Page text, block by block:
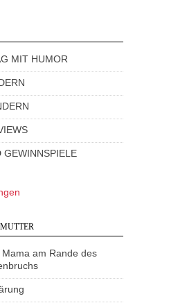
MIT HUMOR
GEWINNSPIELE
Mama am Rande des